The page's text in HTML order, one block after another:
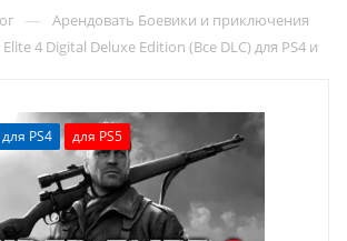
— Арендовать Боевики и приключения
4 Digital Deluxe Edition (Все DLC) для PS4 и
для PS4 для PS5